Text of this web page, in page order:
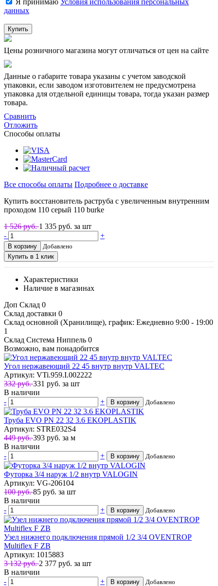
данных
Купить
Цены розничного магазина могут отличаться от цен на сайте
Данные о габарите товара указаны с учетом заводской
упаковки, если заводом изготовителем не предусмотрена
упаковка для отдельной единицы товара, тогда указан размер
товара.
Сравнить
Отложить
Способы оплаты
Все способы оплаты Подробнее о доставке
Купить восстановитель раструба с увеличенным внутренним
проходом 110 серый 110 burke
1 526 руб.1 335 руб. за шт
-
+
В корзину
Добавлено
Купить в 1 клик
Характеристики
Наличие в магазинах
Доп Склад 0
Склад доставки 0
Склад основной (Хранилище), график: Ежедневно 9:00 - 19:00
1
Склад Система Ниппель 0
Возможно, вам понадобится
Угол нержавеющий 22 45 внутр внутр VALTEC
Артикул: VTi.959.I.002222
332 руб.331 руб. за шт
В наличии
-
+ В корзину Добавлено
Труба EVO PN 22 32 3.6 EKOPLASTIK
Артикул: STRE032S4
449 руб.393 руб. за м
В наличии
-
+ В корзину Добавлено
Футорка 3/4 наруж 1/2 внутр VALOGIN
Артикул: VG-206104
100 руб.85 руб. за шт
В наличии
-
+ В корзину Добавлено
Узел нижнего подключения прямой 1/2 3/4 OVENTROP
Multiflex F ZВ
Артикул: 1015883
3 132 руб.2 377 руб. за шт
В наличии
-
+ В корзину Добавлено